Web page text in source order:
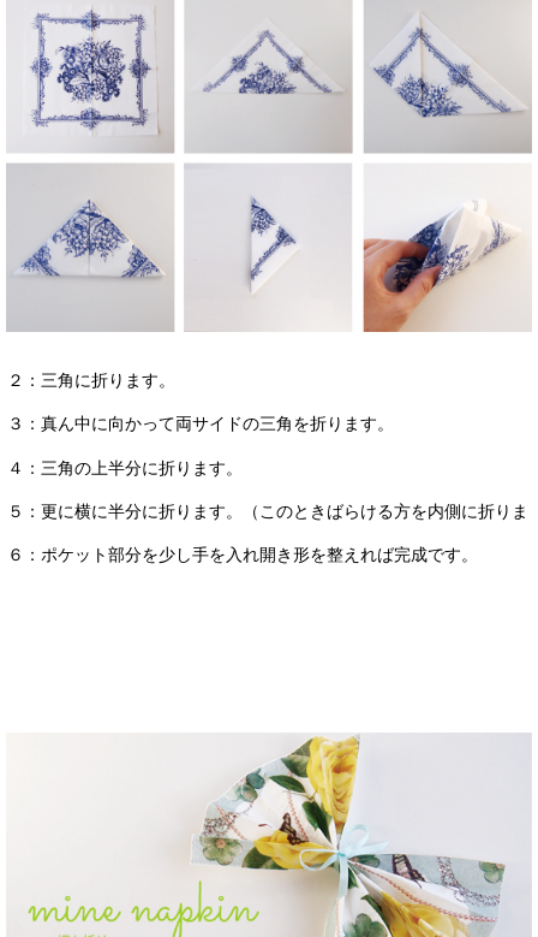
２：三角に折ります。
３：真ん中に向かって両サイドの三角を折ります。
４：三角の上半分に折ります。
５：更に横に半分に折ります。（このときばらける方を内側に折りま
６：ポケット部分を少し手を入れ開き形を整えれば完成です。